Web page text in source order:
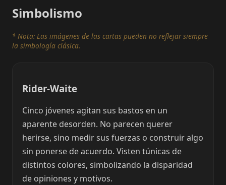
Simbolismo
* Nota: Las imágenes de las cartas pueden no reflejar siempre
la simbología clásica.
Rider-Waite
Cinco jóvenes agitan sus bastos en un
aparente desorden. No parecen querer
herirse, sino medir sus fuerzas o construir algo
sin ponerse de acuerdo. Visten túnicas de
distintos colores, simbolizando la disparidad
de opiniones y motivos.